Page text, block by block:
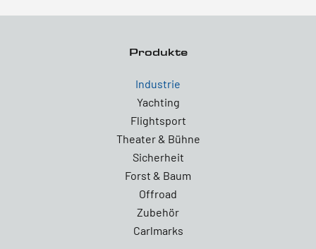
Produkte
Industrie
Yachting
Flightsport
Theater & Bühne
Sicherheit
Forst & Baum
Offroad
Zubehör
Carlmarks